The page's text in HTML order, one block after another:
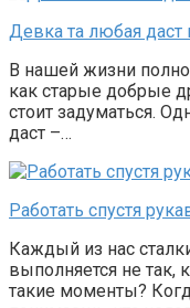
Девка та любая даст
В нашей жизни
как старые добрые
стоит задуматься.
даст –…
Работать спустя
Каждый из нас
выполняется не так,
такие моменты?